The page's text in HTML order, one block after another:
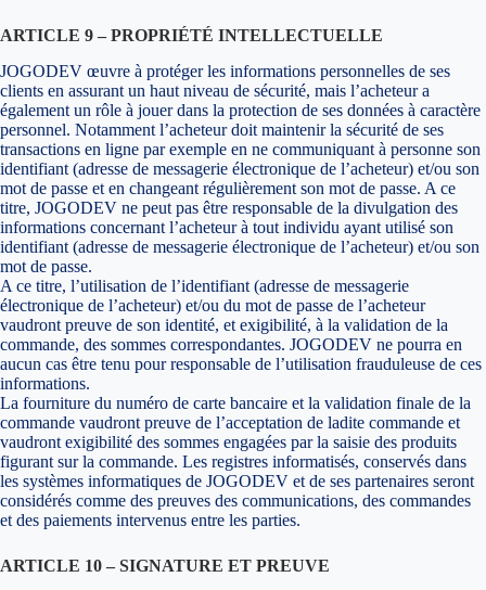
ARTICLE 9 – PROPRIÉTÉ INTELLECTUELLE
JOGODEV œuvre à protéger les informations personnelles de ses
clients en assurant un haut niveau de sécurité, mais l’acheteur a
également un rôle à jouer dans la protection de ses données à caractère
personnel. Notamment l’acheteur doit maintenir la sécurité de ses
transactions en ligne par exemple en ne communiquant à personne son
identifiant (adresse de messagerie électronique de l’acheteur) et/ou son
mot de passe et en changeant régulièrement son mot de passe. A ce
titre, JOGODEV ne peut pas être responsable de la divulgation des
informations concernant l’acheteur à tout individu ayant utilisé son
identifiant (adresse de messagerie électronique de l’acheteur) et/ou son
mot de passe.
A ce titre, l’utilisation de l’identifiant (adresse de messagerie
électronique de l’acheteur) et/ou du mot de passe de l’acheteur
vaudront preuve de son identité, et exigibilité, à la validation de la
commande, des sommes correspondantes. JOGODEV ne pourra en
aucun cas être tenu pour responsable de l’utilisation frauduleuse de ces
informations.
La fourniture du numéro de carte bancaire et la validation finale de la
commande vaudront preuve de l’acceptation de ladite commande et
vaudront exigibilité des sommes engagées par la saisie des produits
figurant sur la commande. Les registres informatisés, conservés dans
les systèmes informatiques de JOGODEV et de ses partenaires seront
considérés comme des preuves des communications, des commandes
et des paiements intervenus entre les parties.
ARTICLE 10 – SIGNATURE ET PREUVE